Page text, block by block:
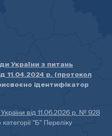
України з питань
11.04.2024 р. (протокол
ідентифікатор
від 11.06.2026 р. № 928
“Б” Переліку